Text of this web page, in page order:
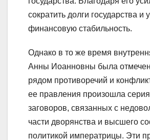
сократить долги государства и
финансовую стабильность.
Однако в то же время
Анны Иоанновны была
рядом противоречий и
ее правления произошла
заговоров, связанных с
части дворянства и высшего
политикой императрицы. Эти